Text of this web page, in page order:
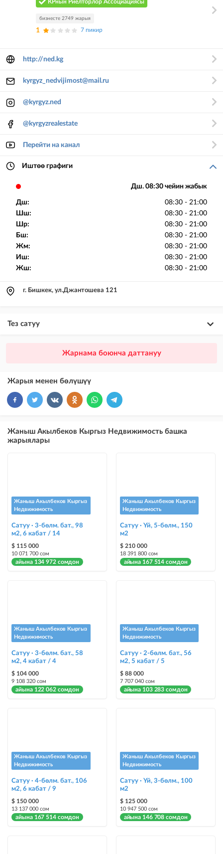
КРнын Риелторлор Ассоциациясы
бизнесте 2749 жарыя
1 7 пикир
http://ned.kg
kyrgyz_nedvijimost@mail.ru
@kyrgyz.ned
@kyrgyzrealestate
Перейти на канал
Иштөө графиги
Дш. 08:30 чейин жабык
Дш:
08:30 - 21:00
Шш:
08:30 - 21:00
Шр:
08:30 - 21:00
Бш:
08:30 - 21:00
Жм:
08:30 - 21:00
Иш:
08:30 - 21:00
Жш:
08:30 - 21:00
г. Бишкек, ул.Джантошева 121
Тез сатуу
VIP жарыялардын үстүнө жарыя жайгаштыруу + Instagramдагы акы
бекер жарыялардын үстүнө жарыя жайгаштыруу
бекер жарыялардын үстүнө жарыя жайгаштыруу (VIPтен кийин)
@house_kg Instagram аккаунтуна жана Telegram каналына жарыя
жайгаштыруу + Instagramдагы акы төлөнүүчү жарнама
Түс менен белгилөө
жарыялардын арасында башка түстө бөлүп көрсөтүлөт
бөлүмүндө көрсөтүлөт
Чаптамалар
Опциялары бар жаркыраган стикерлер сиздин мүлкүңүздү
башкалардан өзгөчөлөнтүп, аны тезирээк сатууга жардам берет
Жарнама боюнча даттануу
Жарыя менен бөлүшүү
Жаныш Акылбеков Кыргыз Недвижимость башка
жарыялары
Жаныш Акылбеков Кыргыз
Недвижимость
Сатуу · 3-бөлм. бат., 98
м2, 6 кабат / 14
$ 115 000
10 071 700 сом
айына 134 972 сомдон
Жаныш Акылбеков Кыргыз
Недвижимость
Сатуу · Үй, 5-бөлм., 150
м2
$ 210 000
18 391 800 сом
айына 167 514 сомдон
Жаныш Акылбеков Кыргыз
Недвижимость
Сатуу · 3-бөлм. бат., 58
м2, 4 кабат / 4
$ 104 000
9 108 320 сом
айына 122 062 сомдон
Жаныш Акылбеков Кыргыз
Недвижимость
Сатуу · 2-бөлм. бат., 56
м2, 5 кабат / 5
$ 88 000
7 707 040 сом
айына 103 283 сомдон
Жаныш Акылбеков Кыргыз
Недвижимость
Сатуу · 4-бөлм. бат., 106
м2, 6 кабат / 9
$ 150 000
13 137 000 сом
айына 167 514 сомдон
Жаныш Акылбеков Кыргыз
Недвижимость
Сатуу · Үй, 3-бөлм., 100
м2
$ 125 000
10 947 500 сом
айына 146 708 сомдон